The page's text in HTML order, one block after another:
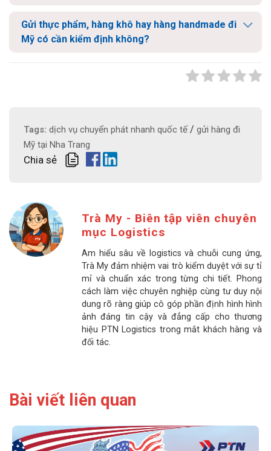
Gửi thực phẩm, hàng khô hay hàng handmade đi
Mỹ có cần kiểm định không?
Tags: dịch vụ chuyển phát nhanh quốc tế/ gửi hàng đi
Mỹ tại Nha Trang
Chia sẻ
Trà My - Biên tập viên chuyên
mục Logistics
Am hiểu sâu về logistics và chuỗi cung ứng,
Trà My đảm nhiệm vai trò kiểm duyệt với sự tỉ
mỉ và chuẩn xác trong từng chi tiết. Phong
cách làm việc chuyên nghiệp cùng tư duy nội
dung rõ ràng giúp cô góp phần định hình hình
ảnh đáng tin cậy và đẳng cấp cho thương
hiệu PTN Logistics trong mắt khách hàng và
đối tác.
Bài viết liên quan